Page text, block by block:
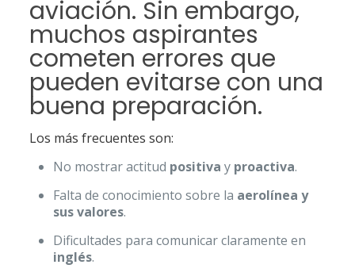
aviación. Sin embargo,
muchos aspirantes
cometen errores que
pueden evitarse con una
buena preparación.
Los más frecuentes son:
No mostrar actitud positiva y proactiva.
Falta de conocimiento sobre la aerolínea y
sus valores.
Dificultades para comunicar claramente en
inglés.